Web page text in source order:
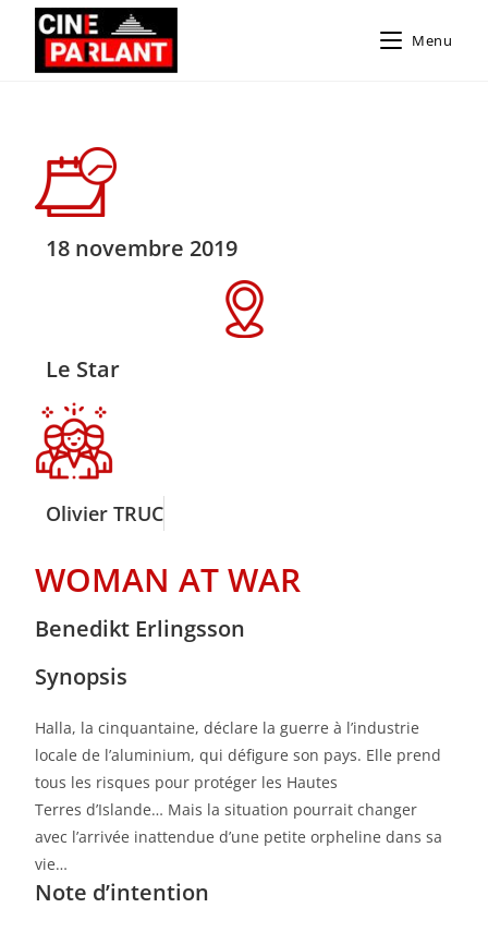
Menu
18 novembre 2019
Le Star
Olivier TRUC
WOMAN AT WAR
Benedikt Erlingsson
Synopsis
Halla, la cinquantaine, déclare la guerre à l’industrie
locale de l’aluminium, qui défigure son pays. Elle prend
tous les risques pour protéger les Hautes
Terres d’Islande… Mais la situation pourrait changer
avec l’arrivée inattendue d’une petite orpheline dans sa
vie…
Note d’intention